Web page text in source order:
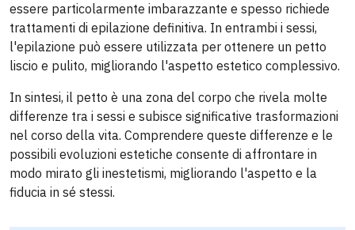
essere particolarmente imbarazzante e spesso richiede
trattamenti di epilazione definitiva. In entrambi i sessi,
l'epilazione può essere utilizzata per ottenere un petto
liscio e pulito, migliorando l'aspetto estetico complessivo.
In sintesi, il petto è una zona del corpo che rivela molte
differenze tra i sessi e subisce significative trasformazioni
nel corso della vita. Comprendere queste differenze e le
possibili evoluzioni estetiche consente di affrontare in
modo mirato gli inestetismi, migliorando l'aspetto e la
fiducia in sé stessi.